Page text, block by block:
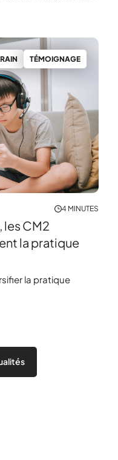
TÉMOIGNAGE
4 MINUTES
les CM2
la pratique
la pratique